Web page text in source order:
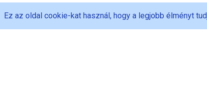
Ez az oldal cookie-kat használ, hogy a legjobb élményt